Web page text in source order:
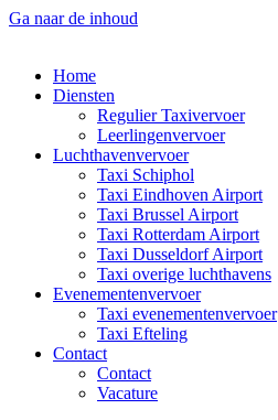
Ga naar de inhoud
Home
Diensten
Regulier Taxivervoer
Leerlingenvervoer
Luchthavenvervoer
Taxi Schiphol
Taxi Eindhoven Airport
Taxi Brussel Airport
Taxi Rotterdam Airport
Taxi Dusseldorf Airport
Taxi overige luchthavens
Evenementenvervoer
Taxi evenementenvervoer
Taxi Efteling
Contact
Contact
Vacature